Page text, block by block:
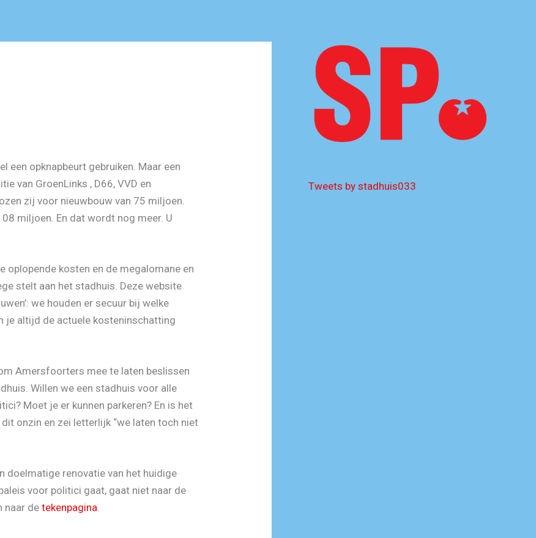
een opknapbeurt gebruiken. Maar een
van GroenLinks , D66, VVD en
zij voor nieuwbouw van 75 miljoen.
miljoen. En dat wordt nog meer. U
oplopende kosten en de megalomane en
stelt aan het stadhuis. Deze website
we houden er secuur bij welke
je altijd de actuele kosteninschatting
Amersfoorters mee te laten beslissen
Willen we een stadhuis voor alle
Moet je er kunnen parkeren? En is het
onzin en zei letterlijk “we laten toch niet
doelmatige renovatie van het huidige
voor politici gaat, gaat niet naar de
naar detekenpagina.
Tweets by stadhuis033